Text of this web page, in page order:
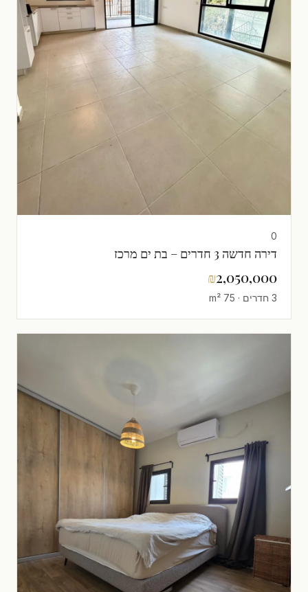
0
דירה חדשה 3 חדרים – בת ים מרכז
₪2,050,000
3 חדרים · 75 m²